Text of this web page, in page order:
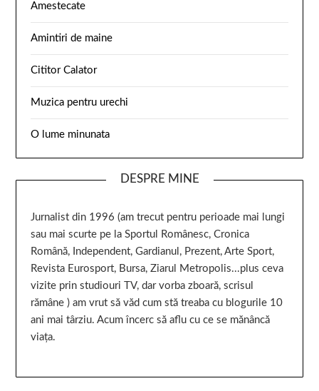
Amestecate
Amintiri de maine
Cititor Calator
Muzica pentru urechi
O lume minunata
DESPRE MINE
Jurnalist din 1996 (am trecut pentru perioade mai lungi
sau mai scurte pe la Sportul Românesc, Cronica
Română, Independent, Gardianul, Prezent, Arte Sport,
Revista Eurosport, Bursa, Ziarul Metropolis...plus ceva
vizite prin studiouri TV, dar vorba zboară, scrisul
rămâne ) am vrut să văd cum stă treaba cu blogurile 10
ani mai târziu. Acum încerc să aflu cu ce se mănâncă
viața.